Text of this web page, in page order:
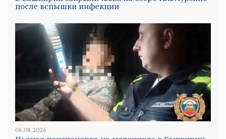
после вспышки инфекции
06.08.2026